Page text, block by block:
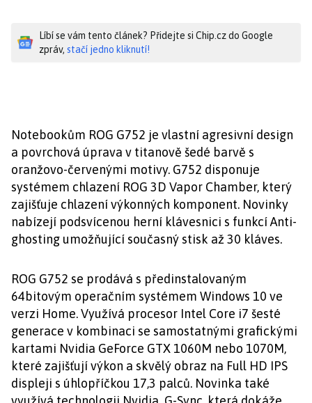
Líbí se vám tento článek? Přidejte si Chip.cz do Google
zpráv, stačí jedno kliknutí!
Notebookům ROG G752 je vlastní agresivní design
a povrchová úprava v titanově šedé barvě s
oranžovo-červenými motivy. G752 disponuje
systémem chlazení ROG 3D Vapor Chamber, který
zajišťuje chlazení výkonných komponent. Novinky
nabízejí podsvícenou herní klávesnici s funkcí Anti-
ghosting umožňující současný stisk až 30 kláves.
ROG G752 se prodává s předinstalovaným
64bitovým operačním systémem Windows 10 ve
verzi Home. Využívá procesor Intel Core i7 šesté
generace v kombinaci se samostatnými grafickými
kartami Nvidia GeForce GTX 1060M nebo 1070M,
které zajišťují výkon a skvělý obraz na Full HD IPS
displeji s úhlopříčkou 17,3 palců. Novinka také